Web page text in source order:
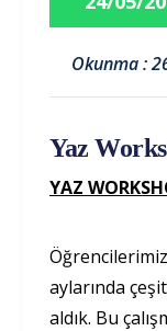
Okunma :
Yaz
YAZ
aylarında
aldık. Bu